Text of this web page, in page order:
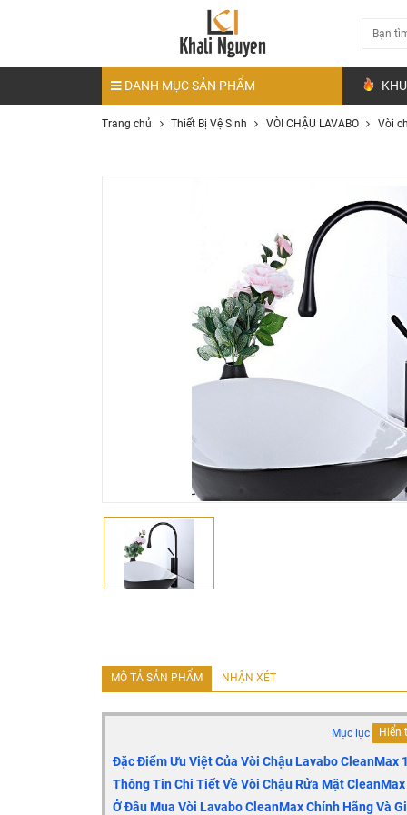
DANH MỤC SẢN PHẨM
Trang chủ Thiết Bị Vệ Sinh VÒI CHẬU LAVABO Vòi
MÔ TẢ SẢN PHẨM NHẬN XÉT
Mục lục Hiển
Đặc Điểm Ưu Việt Của Vòi Chậu Lavabo CleanMax
Thông Tin Chi Tiết Về Vòi Chậu Rửa Mặt
Ở Đâu Mua Vòi Lavabo CleanMax Chính Hãng Và